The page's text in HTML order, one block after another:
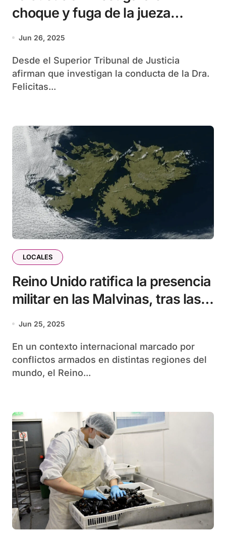
choque y fuga de la jueza
Maiztegui Marcó
Jun 26, 2025
Desde el Superior Tribunal de Justicia
afirman que investigan la conducta de la Dra.
Felicitas...
LOCALES
Reino Unido ratifica la presencia
militar en las Malvinas, tras las
«crecientes amenazas»
Jun 25, 2025
En un contexto internacional marcado por
conflictos armados en distintas regiones del
mundo, el Reino...